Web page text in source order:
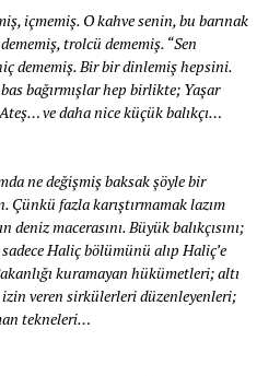
içmemiş. O kahve senin, bu barınak
trolcü dememiş. “Sen
dememiş. Bir bir dinlemiş hepsini.
bağırmışlar hep birlikte; Yaşar
ve daha nice küçük balıkçı…
ne değişmiş baksak şöyle bir
Çünkü fazla karıştırmamak lazım
macerasını. Büyük balıkçısını;
Haliç bölümünü alıp Haliç’e
kuramayan hükümetleri; altı
veren sirkülerleri düzenleyenleri;
tekneleri…